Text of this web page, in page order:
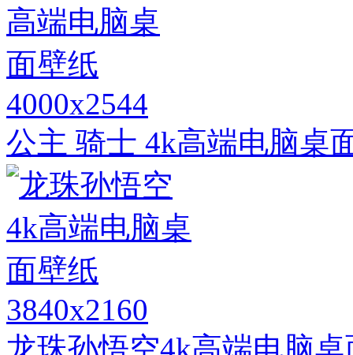
4000x2544
公主 骑士 4k高端电脑桌
3840x2160